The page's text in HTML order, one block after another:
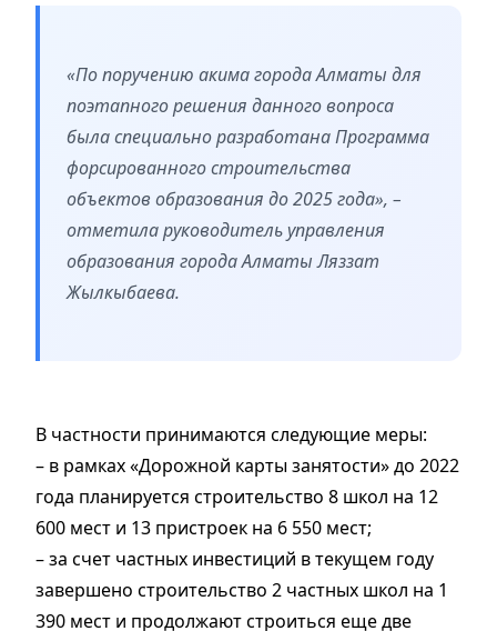
«По поручению акима города Алматы для
поэтапного решения данного вопроса
была специально разработана Программа
форсированного строительства
объектов образования до 2025 года», –
отметила руководитель управления
образования города Алматы Ляззат
Жылкыбаева.
В частности принимаются следующие меры:
– в рамках «Дорожной карты занятости» до 2022
года планируется строительство 8 школ на 12
600 мест и 13 пристроек на 6 550 мест;
– за счет частных инвестиций в текущем году
завершено строительство 2 частных школ на 1
390 мест и продолжают строиться еще две